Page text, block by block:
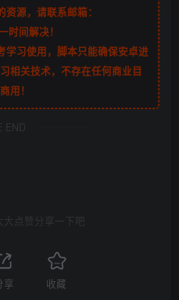
源，请联系邮箱：
时间解决！
学习使用，脚本只能确保安卓进
相关技术，不存在任何商业目
用！
END
大点赞分享一下吧
享 收藏